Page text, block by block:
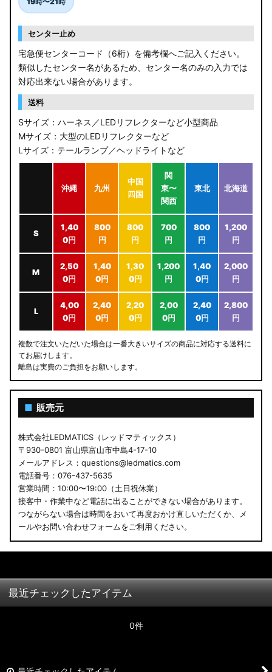
センター止め
宅急便センターコード（6桁）を備考欄へご記入ください。
類似したセンター名があるため、センター名のみの入力では
対応出来ない場合があります。
送料
Sサイズ：ハーネス／LEDリフレクターなど小型商品
Mサイズ：大型のLEDリフレクターなど
Lサイズ：テールランプ／ヘッドライトなど
沖縄 九州
中国
四国
関
東〜
関西
東北 北海道
S
1,40
0円
800
円
800
円
700
円
800
円
1,200
円
M
2,50
0円
1,40
0円
1,30
0円
1,200
円
1,40
0円
2,000
円
L
4,00
0円
2,40
0円
2,20
0円
2,00
0円
2,40
0円
2,800
円
複数で注文いただいた場合は一番大きいサイズの商品に対応する送料に
てお届けします。
離島は実費のご負担をお願いします。
■ 販売元
株式会社LEDMATICS（レッドマティックス）
〒930-0801 富山県富山市中島4-17-10
メールアドレス：questions@ledmatics.com
電話番号：076-437-5635
営業時間：10:00〜19:00（土日祝休業）
接客中・作業中など電話に出ることができない場合があります。
つながらない場合は時間をおいて再度おかけ直しいただくか、メ
ールやお問い合わせフォームをご利用ください。
最近チェックしたアイテム
0件